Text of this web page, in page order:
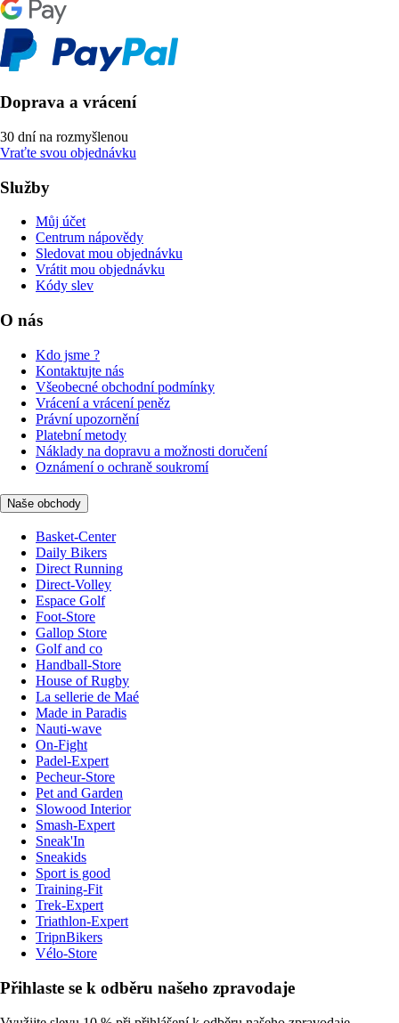
Doprava a vrácení
30 dní na rozmyšlenou
Vraťte svou objednávku
Služby
Můj účet
Centrum nápovědy
Sledovat mou objednávku
Vrátit mou objednávku
Kódy slev
O nás
Kdo jsme ?
Kontaktujte nás
Všeobecné obchodní podmínky
Vrácení a vrácení peněz
Právní upozornění
Platební metody
Náklady na dopravu a možnosti doručení
Oznámení o ochraně soukromí
Naše obchody
Basket-Center
Daily Bikers
Direct Running
Direct-Volley
Espace Golf
Foot-Store
Gallop Store
Golf and co
Handball-Store
House of Rugby
La sellerie de Maé
Made in Paradis
Nauti-wave
On-Fight
Padel-Expert
Pecheur-Store
Pet and Garden
Slowood Interior
Smash-Expert
Sneak'In
Sneakids
Sport is good
Training-Fit
Trek-Expert
Triathlon-Expert
TripnBikers
Vélo-Store
Přihlaste se k odběru našeho zpravodaje